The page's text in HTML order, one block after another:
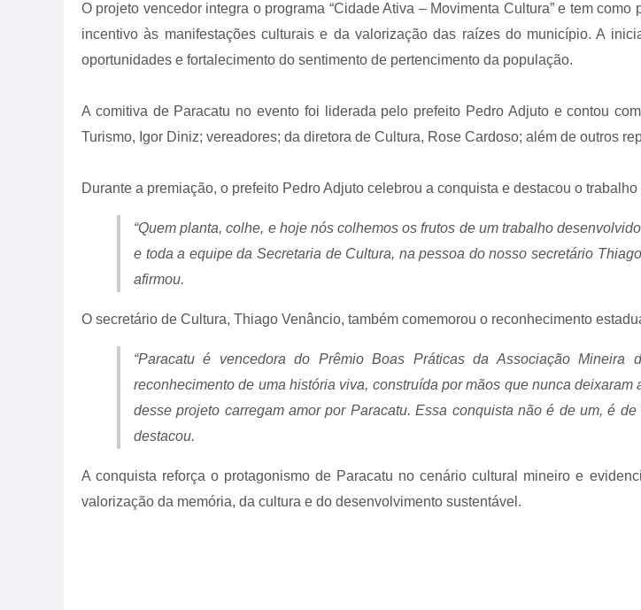
O projeto vencedor integra o programa “Cidade Ativa – Movimenta Cultura” e tem
incentivo às manifestações culturais e da valorização das raízes do município. A
oportunidades e fortalecimento do sentimento de pertencimento da população.
A comitiva de Paracatu no evento foi liderada pelo prefeito Pedro Adjuto e contou
Turismo, Igor Diniz; vereadores; da diretora de Cultura, Rose Cardoso; além de outros
Durante a premiação, o prefeito Pedro Adjuto celebrou a conquista e destacou o
“Quem planta, colhe, e hoje nós colhemos os frutos de um trabalho
e toda a equipe da Secretaria de Cultura, na pessoa do nosso secretário
afirmou.
O secretário de Cultura, Thiago Venâncio, também comemorou o reconhecimento
“Paracatu é vencedora do Prêmio Boas Práticas da Associação
reconhecimento de uma história viva, construída por mãos que nunca
desse projeto carregam amor por Paracatu. Essa conquista não é de um, é
destacou.
A conquista reforça o protagonismo de Paracatu no cenário cultural mineiro e
valorização da memória, da cultura e do desenvolvimento sustentável.